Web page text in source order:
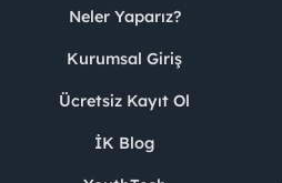
Neler Yaparız?
Kurumsal Giriş
Ücretsiz Kayıt Ol
İK Blog